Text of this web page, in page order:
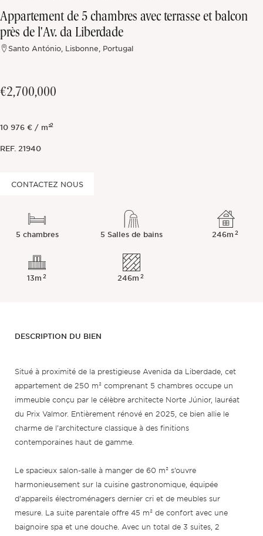
Appartement de 5 chambres avec terrasse et balcon
près de l'Av. da Liberdade
Santo António, Lisbonne, Portugal
€2,700,000
10 976 € / m²2
REF. 21940
5 chambres 5 Salles de bains 246m2
13m2 246m2
CONTACTEZ NOUS
DESCRIPTION DU BIEN
Situé à proximité de la prestigieuse Avenida da Liberdade, cet
appartement de 250 m² comprenant 5 chambres occupe un
immeuble conçu par le célèbre architecte Norte Júnior, lauréat
du Prix Valmor. Entièrement rénové en 2025, ce bien allie le
charme de l’architecture classique à des finitions
contemporaines haut de gamme.
Le spacieux salon-salle à manger de 60 m² s’ouvre
harmonieusement sur la cuisine gastronomique, équipée
d’appareils électroménagers dernier cri et de meubles sur
mesure. La suite parentale offre 45 m² de confort avec une
baignoire spa et une douche. Avec un total de 3 suites, 2
Hors marché
Toutes les propriétés